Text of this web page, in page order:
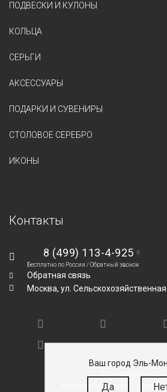
Ваш город Эль-
Да
ПОДВЕСКИ И КУЛОНЫ
КОЛЬЦА
СЕРЬГИ
АКСЕССУАРЫ
ПОДАРКИ И СУВЕНИРЫ
СТОЛОВОЕ СЕРЕБРО
ИКОНЫ
Контакты
8 (499) 113-4-925
Бесплатно по России /Обратный звонок
Обратная связь
Москва, ул.
© SILVEROFF
Ювелирные изделия с мужским